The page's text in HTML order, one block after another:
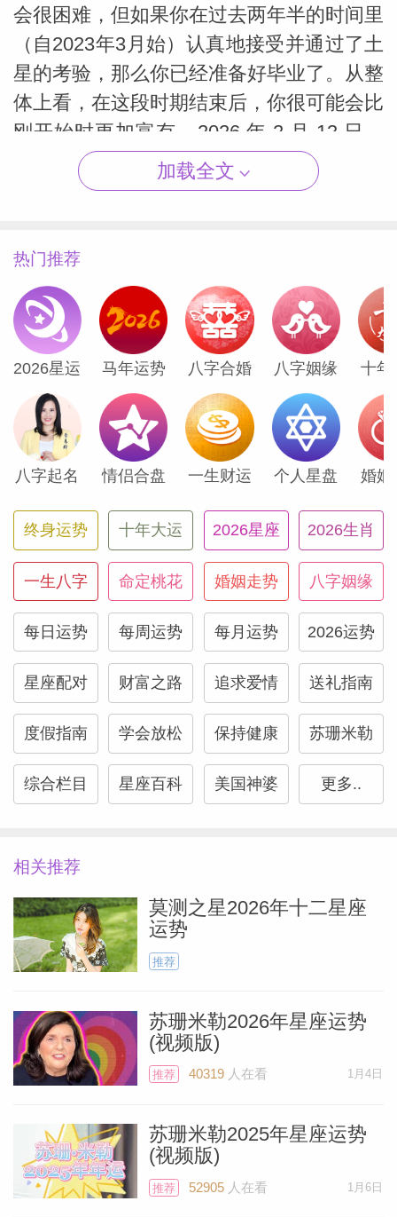
（Susan
会很困难，但如果你在过去两年半的时间里
（自2023年3月始）认真地接受并通过了土
星的考验，那么你已经准备好毕业了。从整
体上看，在这段时期结束后，你很可能会比
刚开始时更加富有。2026 年 2 月 13 日，
你将正式结束这段土星的财务教导之旅。
日的时候。7 月 24 日的新月过后，接下来
在狮子座，赋予你掌控全局的力量，把你从
幕后带到舞台中央、聚光灯下。所有前期准
备已经就绪——此刻正是你展现领导才能，
在万众瞩目中执掌帅印的时刻。
你可能有许多事项是关于国际事务或学术领
域的。过程中不乏波折，但在7月24日的新
月期间，一个新构思或形势上的变化将缓和
并推动先前陷入困境的某段跨国关系，为未
来的成功铺路。
7月的生活并不是只有埋头工作而没有娱乐
时光。7月4日~30日，金星进入你的第十一
宫友谊宫，朋友们的邀约将纷至沓来，比如
一对一的小聚、晚餐约会、派对、去朋友家
做客等等。这个月既高效又充满乐趣，好好
把握它。而种种迹象表明，八月的运势还会
更上一层楼。
正文
生活正一天天悄然发生变化，但你现在可能
还没有明显感觉到。再过几周，你就会看到
更温和、更鼓舞人心、也不那么有挑战性
了。今年，在短短八个月的时间里，五大外
行星——木星、土星、天王星、海王星和冥
从未见过这样的现象。
冥王星将在风象星座水瓶座停留20年，海
加载全文
热门推荐
2026星运 马年运势 八字合婚 八字姻缘 十年
八字起名 情侣合盘 一生财运 个人星盘 婚姻
终身运势 十年大运 2026星座 2026生肖
一生八字 命定桃花 婚姻走势 八字姻缘
每日运势 每周运势 每月运势 2026运势
星座配对 财富之路 追求爱情 送礼指南
度假指南 学会放松 保持健康 苏珊米勒
综合栏目 星座百科 美国神婆 更多..
相关推荐
莫测之星2026年十二星座
运势
推荐
苏珊米勒2026年星座运势
(视频版)
推荐 40319人在看 1月4日
苏珊米勒2025年星座运势
(视频版)
推荐 52905人在看 1月6日